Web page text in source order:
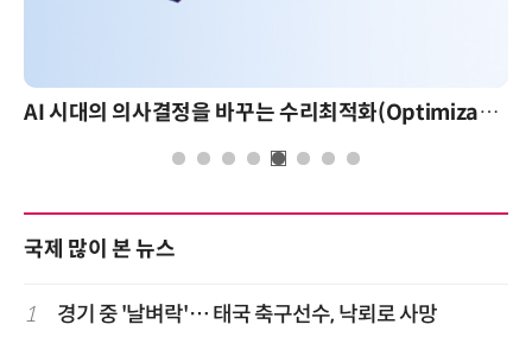
AI 시대의 의사결정을 바꾸는 수리최적화(Optimization): 실제 산업 적용 사례와 활용 전략
국제 많이 본 뉴스
1 경기 중 '날벼락'… 태국 축구선수, 낙뢰로 사망